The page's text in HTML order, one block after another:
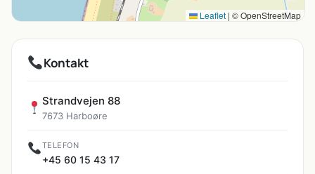
Leaflet | © OpenStreetMap
Kontakt
Strandvejen 88
7673 Harboøre
TELEFON
+45 60 15 43 17